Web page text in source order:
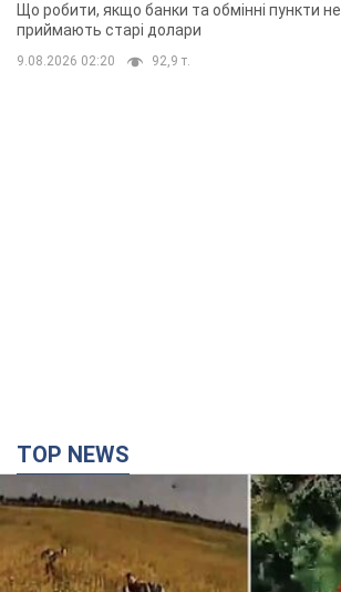
Що робити, якщо банки та обмінні пункти не
приймають старі долари
9.08.2026 02:20 92,9 т.
TOP NEWS